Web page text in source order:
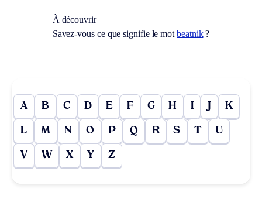
À découvrir
Savez-vous ce que signifie le motbeatnik?
A B C D E F G H I J K
L M N O P Q R S T U
V W X Y Z